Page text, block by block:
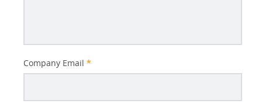
Better
Subject
Company Email *